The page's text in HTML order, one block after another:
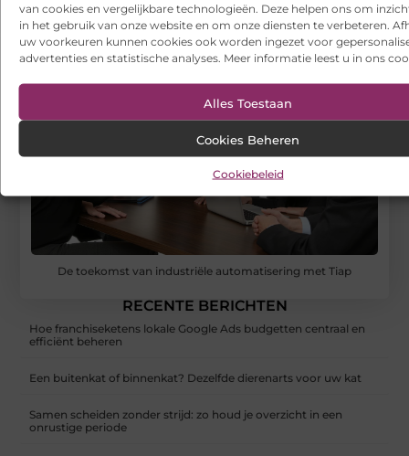
van cookies en vergelijkbare technologieën. Deze helpen ons om
in het gebruik van onze website en om onze diensten te verbeteren.
uw voorkeuren kunnen cookies ook worden ingezet voor
advertenties en statistische analyses. Meer informatie leest u in ons
Alles Toestaan
Cookies Beheren
Cookiebeleid
De toekomst van industriële automatisering met Tiap
RECENTE BERICHTEN
Hoe franchiseketens lokale Google Ads budgetten centraal en
efficiënt beheren
Een buitenkat of binnenkat? Dezelfde dierenarts voor uw kat
Samen scheiden zonder strijd: zo houd je overzicht in een
onrustige periode